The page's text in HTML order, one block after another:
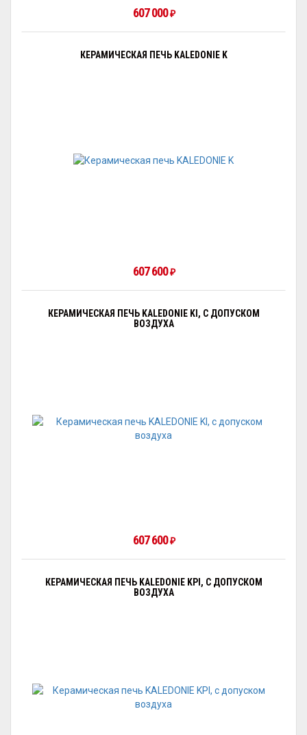
607 000₽
КЕРАМИЧЕСКАЯ ПЕЧЬ KALEDONIE K
607 600₽
КЕРАМИЧЕСКАЯ ПЕЧЬ KALEDONIE KI, С ДОПУСКОМ
ВОЗДУХА
607 600₽
КЕРАМИЧЕСКАЯ ПЕЧЬ KALEDONIE KPI, С ДОПУСКОМ
ВОЗДУХА